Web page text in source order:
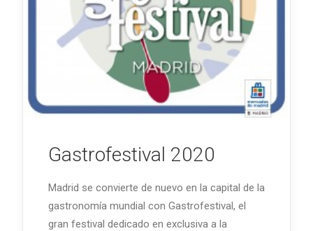
Gastrofestival 2020
Madrid se convierte de nuevo en la capital de la
gastronomía mundial con Gastrofestival, el
gran festival dedicado en exclusiva a la